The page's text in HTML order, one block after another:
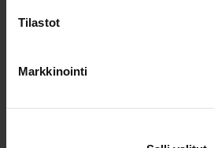
Tilastot
Markkinointi
6.4.2021Hannu Jouhki